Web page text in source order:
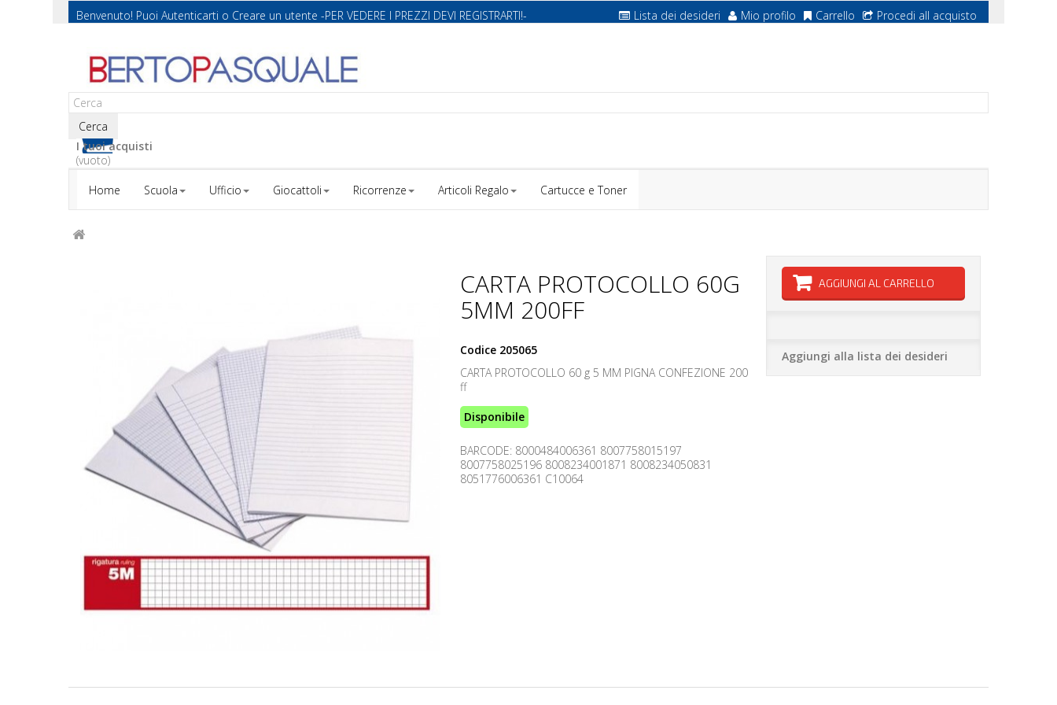
Benvenuto! Puoi Autenticarti o Creare un utente -PER VEDERE I PREZZI DEVI REGISTRARTI!- Lista dei desideri Mio profilo Carrello Procedi all acquisto
Cerca
I tuoi acquisti
(vuoto)
Home
Scuola Ufficio Giocattoli Ricorrenze Articoli Regalo Cartucce e Toner
CARTA PROTOCOLLO 60G
5MM 200FF
Codice 205065
CARTA PROTOCOLLO 60 g 5 MM PIGNA CONFEZIONE 200
ff
Disponibile
BARCODE: 8000484006361 8007758015197
8007758025196 8008234001871 8008234050831
8051776006361 C10064
AGGIUNGI AL CARRELLO
Aggiungi alla lista dei desideri